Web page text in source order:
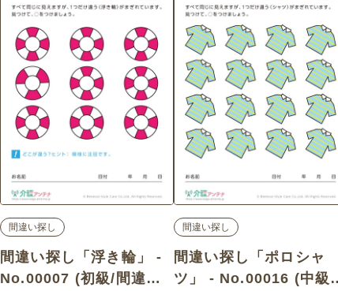
間違い探し
間違い探し「浮き輪」 -
No.00007 (初級/間違い
間違い探し
間違い探し「ポロシャ
ツ」 - No.00016 (中級/